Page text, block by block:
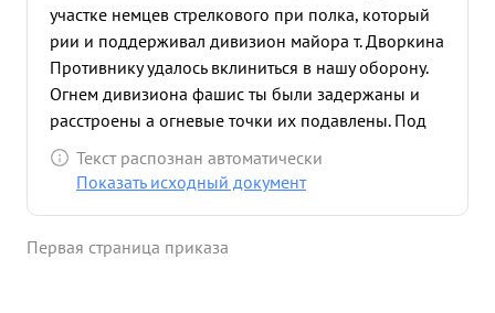
участке немцев стрелкового при полка, который
рии и поддерживал дивизион майора т. Дворкина
Противнику удалось вклиниться в нашу оборону.
Огнем дивизиона фашис ты были задержаны и
расстроены а огневые точки их подавлены. Под
прикрыти для огня дивизиона наша пехота
перешла в контратаку и от бросила противника
боевые порядки нашей пехоты Группа
Текст распознан автоматически
Показать исходный документ
Первая страница приказа